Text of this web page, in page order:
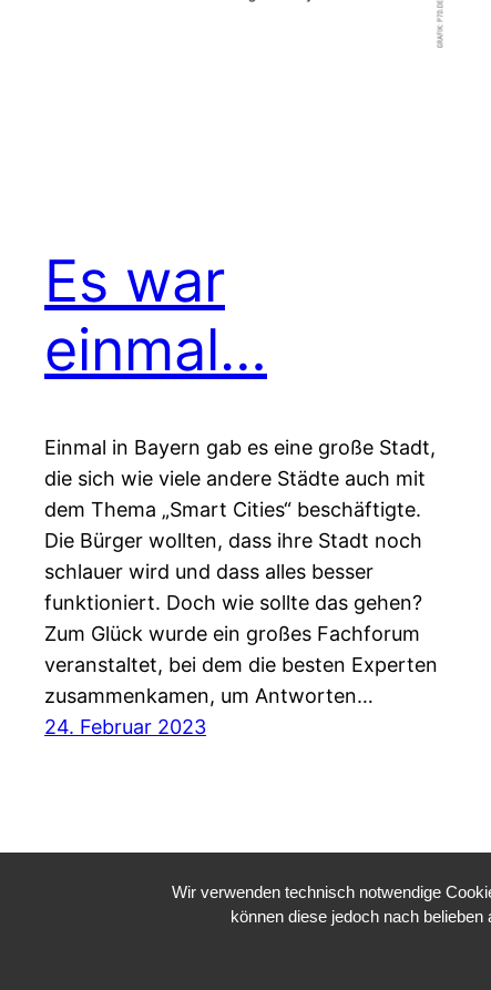
Es war
einmal…
Einmal in Bayern gab es eine große Stadt,
die sich wie viele andere Städte auch mit
dem Thema „Smart Cities“ beschäftigte.
Die Bürger wollten, dass ihre Stadt noch
schlauer wird und dass alles besser
funktioniert. Doch wie sollte das gehen?
Zum Glück wurde ein großes Fachforum
veranstaltet, bei dem die besten Experten
zusammenkamen, um Antworten…
24. Februar 2023
Wir verwenden technisch notwendige
können diese jedoch nach